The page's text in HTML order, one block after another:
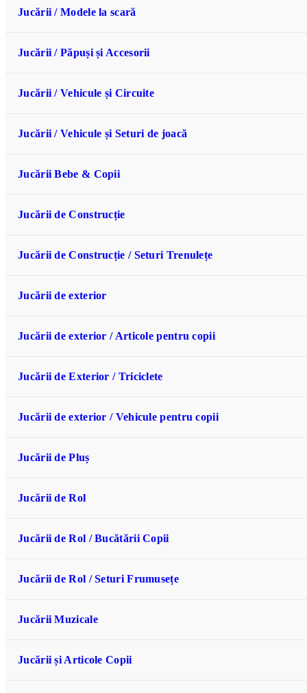
Jucării / Modele la scară
Jucării / Păpuși și Accesorii
Jucării / Vehicule și Circuite
Jucării / Vehicule și Seturi de joacă
Jucării Bebe & Copii
Jucării de Construcție
Jucării de Construcție / Seturi Trenulețe
Jucării de exterior
Jucării de exterior / Articole pentru copii
Jucării de Exterior / Triciclete
Jucării de exterior / Vehicule pentru copii
Jucării de Pluș
Jucării de Rol
Jucării de Rol / Bucătării Copii
Jucării de Rol / Seturi Frumusețe
Jucării Muzicale
Jucării și Articole Copii